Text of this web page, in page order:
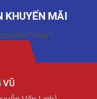
KHUYẾN MÃI
VŨ